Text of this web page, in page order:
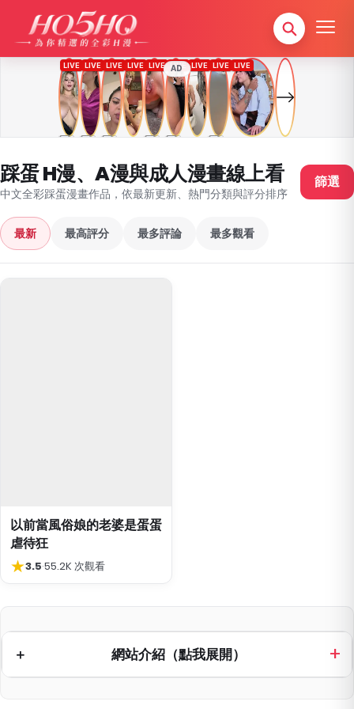
AD
踩蛋 H漫、A漫與成人漫畫線上看
中文全彩踩蛋漫畫作品，依最新更新、熱門分類與評分排序
篩選
最新 最高評分 最多評論 最多觀看
以前當風俗娘的老婆是蛋蛋
虐待狂
★3.5·55.2K 次觀看
網站介紹（點我展開）